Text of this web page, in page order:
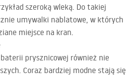
szeroką wleką. Do takiej
umywalki nablatowe, w których
miejsce na kran.
prysznicowej również nie
Coraz bardziej modne stają się